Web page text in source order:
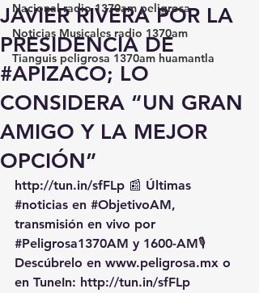
Nacional radio 1370am peligrosa
Noticias Musicales radio 1370am
Tianguis peligrosa 1370am huamantla
JAVIER RIVERA POR LA
PRESIDENCIA DE
#APIZACO; LO
CONSIDERA “UN GRAN
AMIGO Y LA MEJOR
OPCIÓN”
http://tun.in/sfFLp 📰 Últimas
#noticias en #ObjetivoAM,
transmisión en vivo por
#Peligrosa1370AM y 1600-AM🎙️
Descúbrelo en www.peligrosa.mx o
en TuneIn: http://tun.in/sfFLp